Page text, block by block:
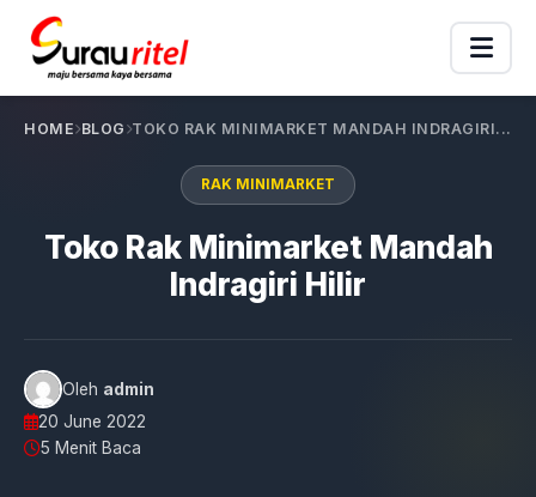
HOME BLOG TOKO RAK MINIMARKET MANDAH INDRAGIRI...
RAK MINIMARKET
Toko Rak Minimarket Mandah
Indragiri Hilir
Oleh admin
20 June 2022
5 Menit Baca